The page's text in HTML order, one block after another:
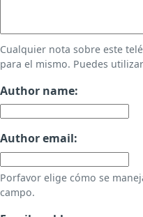
Cualquier nota sobre este
para el mismo. Puedes utilizar
Author name:
Author email:
Porfavor elige cómo se
campo.